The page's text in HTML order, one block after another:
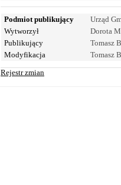
Podmiot publikujący
Urząd
Wytworzył
Dorota
Publikujący
Tomasz
Modyfikacja
Tomasz
Rejestr zmian